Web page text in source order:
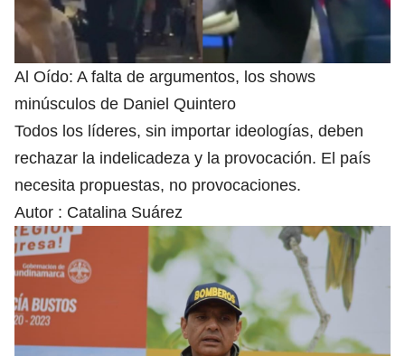
Al Oído: A falta de argumentos, los shows
minúsculos de Daniel Quintero
Todos los líderes, sin importar ideologías, deben
rechazar la indelicadeza y la provocación. El país
necesita propuestas, no provocaciones.
Autor : Catalina Suárez